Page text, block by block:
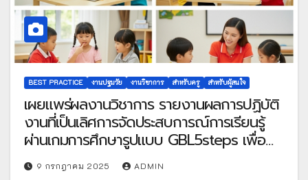
BEST PRACTICE งานปฐมวัย งานวิชาการ สำหรับครู สำหรับผู้สนใจ
เผยแพร่ผลงานวิชาการ รายงานผลการปฏิบัติ
งานที่เป็นเลิศการจัดประสบการณ์การเรียนรู้
ผ่านเกมการศึกษารูปแบบ GBL5steps เพื่อ
พัฒนาทักษะการคิดของเด็กปฐมวัย
9 กรกฎาคม 2025 ADMIN